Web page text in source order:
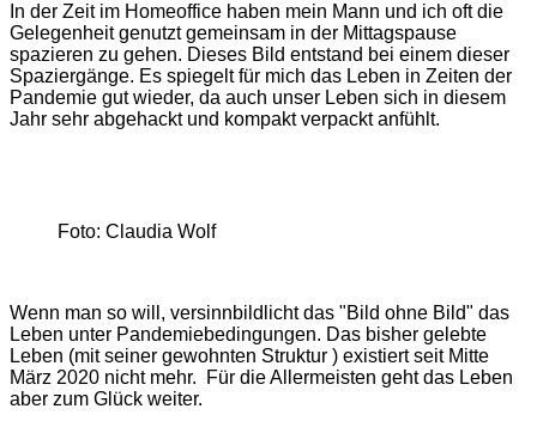
In der Zeit im Homeoffice haben mein Mann und ich oft die
Gelegenheit genutzt gemeinsam in der Mittagspause
spazieren zu gehen. Dieses Bild entstand bei einem dieser
Spaziergänge. Es spiegelt für mich das Leben in Zeiten der
Pandemie gut wieder, da auch unser Leben sich in diesem
Jahr sehr abgehackt und kompakt verpackt anfühlt.
Foto: Claudia Wolf
Wenn man so will, versinnbildlicht das "Bild ohne Bild" das
Leben unter Pandemiebedingungen. Das bisher gelebte
Leben (mit seiner gewohnten Struktur ) existiert seit Mitte
März 2020 nicht mehr. Für die Allermeisten geht das Leben
aber zum Glück weiter.